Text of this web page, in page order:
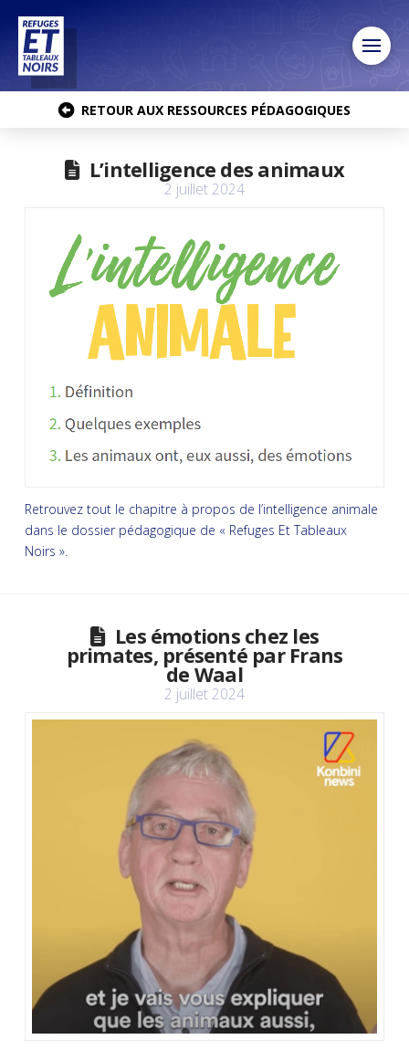
RETOUR AUX RESSOURCES PÉDAGOGIQUES
L’intelligence des animaux
2 juillet 2024
Retrouvez tout le chapitre à propos de l’intelligence animale
dans le dossier pédagogique de « Refuges Et Tableaux
Noirs ».
Les émotions chez les
primates, présenté par Frans
de Waal
2 juillet 2024